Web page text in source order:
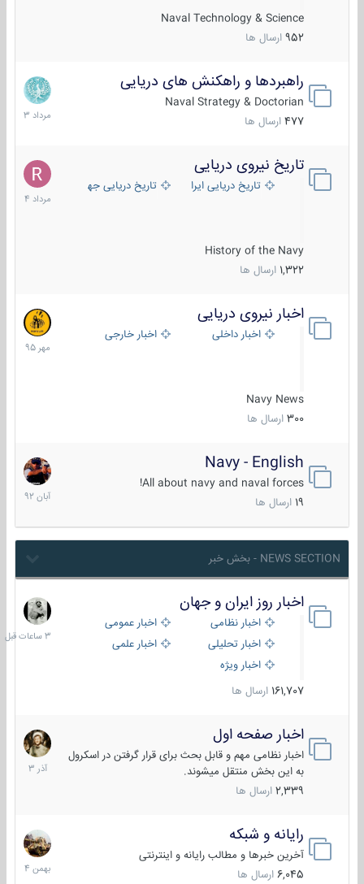
Naval Technology & Science
952 ارسال ها
راهبردها و راهکنش های دریایی
Naval Strategy & Doctorian
477 ارسال ها
2
مرداد
1403
تاریخ نیروی دریایی
تاریخ دریایی ایران تاریخ دریایی جهان
History of the Navy
1,322 ارسال ها
16
مرداد
1404
اخبار نیروی دریایی
اخبار داخلی اخبار خارجی
Navy News
300 ارسال ها
27
مهر
1395
Navy - English
All about navy and naval forces!
ارسال ها
22
آبان
1392
NEWS SECTION - بخش خبر
اخبار روز ایران و جهان
اخبار نظامی
اخبار عمومی
اخبار تحلیلی
اخبار علمی
اخبار ویژه
161,707 ارسال ها
3
ساعات
قبل
اخبار صفحه اول
اخبار نظامی مهم و قابل بحث برای قرار گرفتن در اسکرول
به این بخش منتقل میشوند.
2,339 ارسال ها
7
آذر
1403
رایانه و شبکه
آخرین خبرها و مطالب رایانه و اینترنتی
6,045 ارسال ها
30
بهمن
1404